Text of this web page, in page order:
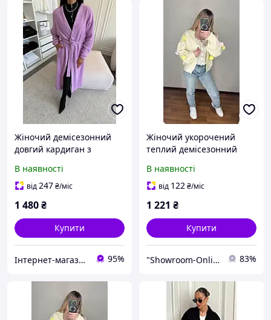
Жіночий демісезонний
довгий кардиган з
one size 42-48
В наявності
від247₴/міс
1 480₴
Купити
Інтернет-магазин одягу та взуття KedON 95%
Жіночий укорочений
теплий демісезонний
В наявності
від 122₴/міс
1 221 ₴
Купити
"Showroom-Online": Тисячі образів — один клік! 83%